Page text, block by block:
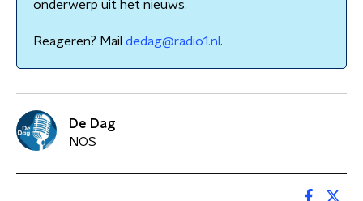
onderwerp uit het nieuws.
Reageren? Mail dedag@radio1.nl .
De Dag
NOS